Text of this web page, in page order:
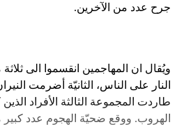
جرح عدد من الآخرين.
ويُقال ان المهاجمين انقسموا الى
النار على الناس، الثانيّة أضرمت
طاردت المجموعة الثالثة الأفراد الذين
الهروب. ووقع ضحيّة الهجوم عدد كبير